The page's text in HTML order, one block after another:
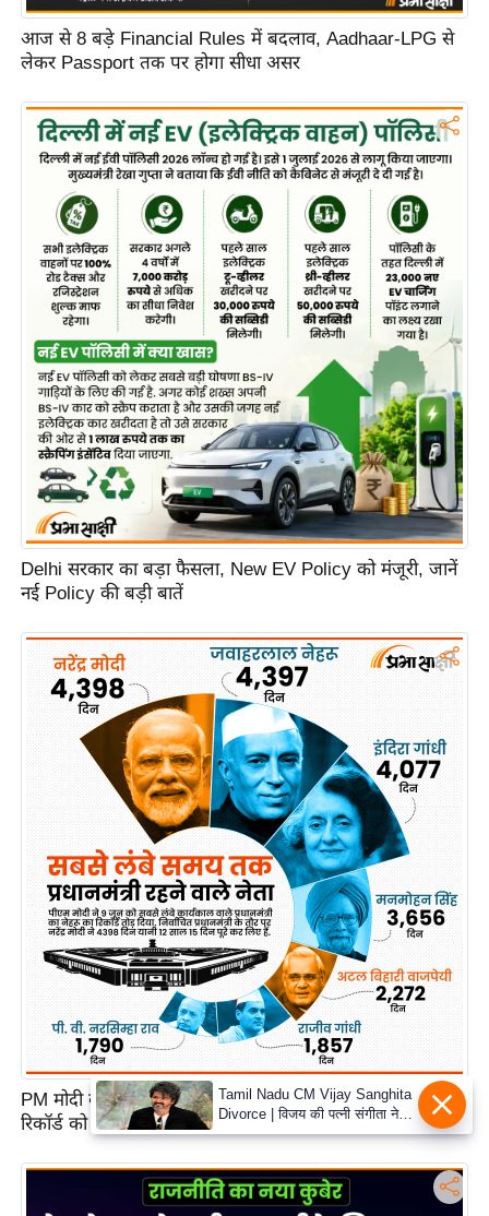
आज से 8 बड़े Financial Rules में बदलाव, Aadhaar-LPG से
लेकर Passport तक पर होगा सीधा असर
Delhi सरकार का बड़ा फैसला, New EV Policy को मंजूरी, जानें
नई Policy की बड़ी बातें
PM मोदी के 12 साल, सबसे लंबी अवधि तक चुने हुए पीएम रहने के
रिकॉर्ड को तोड़ा